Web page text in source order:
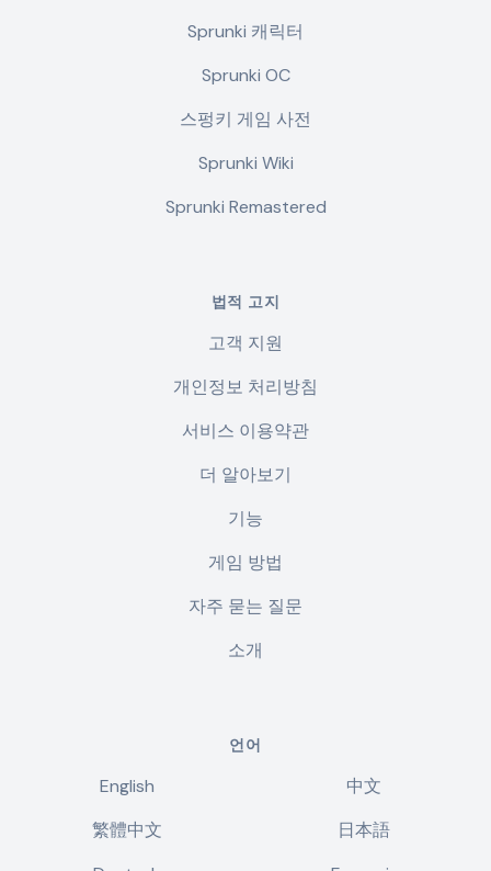
Sprunki 캐릭터
Sprunki OC
스펑키 게임 사전
Sprunki Wiki
Sprunki Remastered
법적 고지
고객 지원
개인정보 처리방침
서비스 이용약관
더 알아보기
기능
게임 방법
자주 묻는 질문
소개
언어
English
中文
繁體中文
日本語